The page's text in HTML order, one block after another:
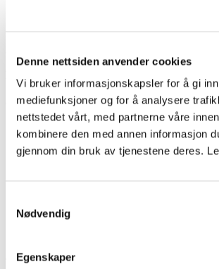
Denne nettsiden anvender cookies
Vi bruker informasjonskapsler for å gi
mediefunksjoner og for å analysere
nettstedet vårt, med partnerne våre
kombinere den med annen informasjon
gjennom din bruk av tjenestene deres.
Nødvendig
Egenskaper
Oslo
Prinsens gate 22
CC Vest
Tollbugata 11 Kaffebar
Aker Brygge
Torggata 17b
Trondheim